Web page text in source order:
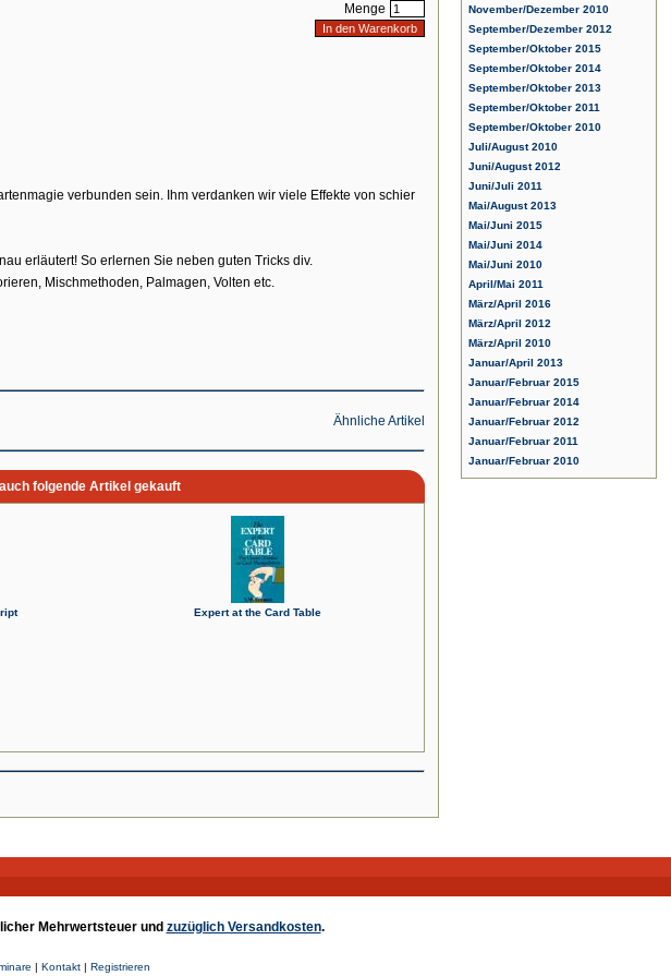
Menge
verbunden sein. Ihm verdanken wir viele Effekte von schier
erläutert! So erlernen Sie neben guten Tricks div.
Mischmethoden, Palmagen, Volten etc.
Ähnliche Artikel
folgende Artikel gekauft
Expert at the Card Table
November/Dezember 2010
September/Dezember 2012
September/Oktober 2015
September/Oktober 2014
September/Oktober 2013
September/Oktober 2011
September/Oktober 2010
Juli/August 2010
Juni/August 2012
Juni/Juli 2011
Mai/August 2013
Mai/Juni 2015
Mai/Juni 2014
Mai/Juni 2010
April/Mai 2011
März/April 2016
März/April 2012
März/April 2010
Januar/April 2013
Januar/Februar 2015
Januar/Februar 2014
Januar/Februar 2012
Januar/Februar 2011
Januar/Februar 2010
Mehrwertsteuer und zuzüglich Versandkosten.
| Kontakt| Registrieren